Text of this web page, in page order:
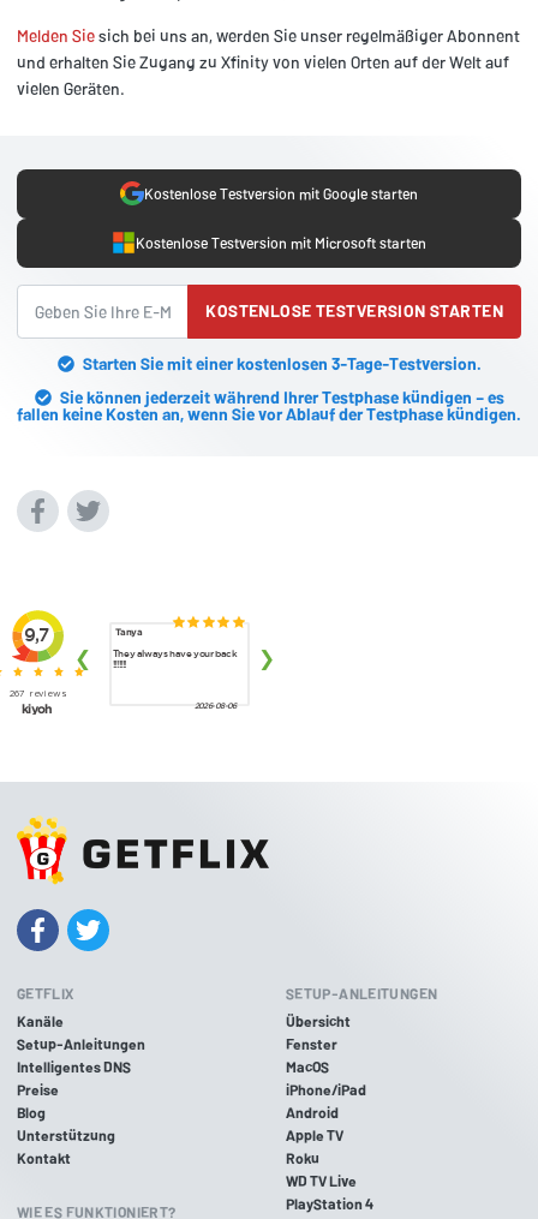
Melden Siesich bei uns an, werden Sie unser regelmäßiger Abonnent
und erhalten Sie Zugang zu Xfinity von vielen Orten auf der Welt auf
vielen Geräten.
Kostenlose Testversion mit Google starten
Kostenlose Testversion mit Microsoft starten
KOSTENLOSE TESTVERSION STARTEN
Starten Sie mit einer kostenlosen 3-Tage-Testversion.
Sie können jederzeit während Ihrer Testphase kündigen – es
fallen keine Kosten an, wenn Sie vor Ablauf der Testphase kündigen.
GETFLIX
Kanäle
Setup-Anleitungen
Intelligentes DNS
Preise
Blog
Unterstützung
Kontakt
WIE ES FUNKTIONIERT?
SETUP-ANLEITUNGEN
Übersicht
Fenster
MacOS
iPhone/iPad
Android
Apple TV
Roku
WD TV Live
PlayStation 4